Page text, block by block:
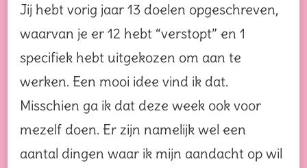
Jij hebt vorig jaar 13 doelen opgeschreven,
waarvan je er 12 hebt “verstopt” en 1
specifiek hebt uitgekozen om aan te
werken. Een mooi idee vind ik dat.
Misschien ga ik dat deze week ook voor
mezelf doen. Er zijn namelijk wel een
aantal dingen waar ik mijn aandacht op wil